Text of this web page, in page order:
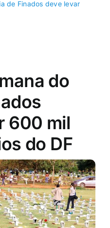
de Finados deve levar
do
600 mil
do DF